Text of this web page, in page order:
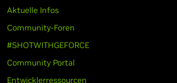
Aktuelle Infos
Community-Foren
#SHOTWITHGEFORCE
Community Portal
Entwicklerressourcen